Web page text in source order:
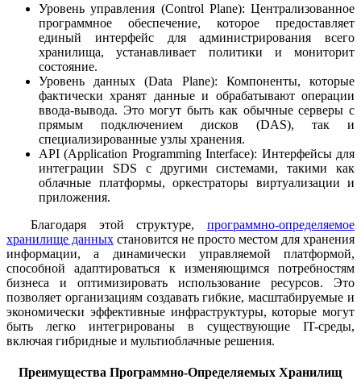
Уровень управления (Control Plane): Централизованное
программное обеспечение, которое предоставляет
единый интерфейс для администрирования всего
хранилища, устанавливает политики и мониторит
состояние.
Уровень данных (Data Plane): Компоненты, которые
фактически хранят данные и обрабатывают операции
ввода-вывода. Это могут быть как обычные серверы с
прямым подключением дисков (DAS), так и
специализированные узлы хранения.
API (Application Programming Interface): Интерфейсы для
интеграции SDS с другими системами, такими как
облачные платформы, оркестраторы виртуализации и
приложения.
Благодаря этой структуре, программно-определяемое
хранилище данных становится не просто местом для хранения
информации, а динамически управляемой платформой,
способной адаптироваться к изменяющимся потребностям
бизнеса и оптимизировать использование ресурсов. Это
позволяет организациям создавать гибкие, масштабируемые и
экономически эффективные инфраструктуры, которые могут
быть легко интегрированы в существующие IT-среды,
включая гибридные и мультиоблачные решения.
Преимущества Программно-Определяемых Хранилищ